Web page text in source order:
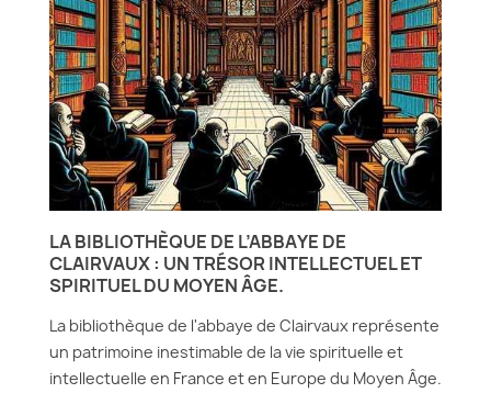
LA BIBLIOTHÈQUE DE L’ABBAYE DE
CLAIRVAUX : UN TRÉSOR INTELLECTUEL ET
SPIRITUEL DU MOYEN ÂGE.
La bibliothèque de l'abbaye de Clairvaux représente
un patrimoine inestimable de la vie spirituelle et
intellectuelle en France et en Europe du Moyen Âge.